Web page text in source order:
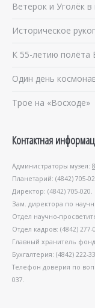
Ветерок и Уголёк в
Историческое
К 55-летию полёта
Один день
Трое на «Восходе»
Контактная
Администраторы музея:
Планетарий: (4842) 705-
Директор: (4842) 705-020.
Зам. директора по
Отдел научно-
Отдел кадров: (4842) 277-
Главный хранитель
Бухгалтерия: (4842) 222-
Телефон доверия по
037.